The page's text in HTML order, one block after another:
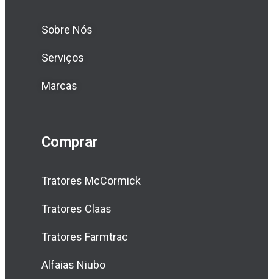
Sobre Nós
Serviços
Marcas
Comprar
Tratores McCormick
Tratores Claas
Tratores Farmtrac
Alfaias Niubo